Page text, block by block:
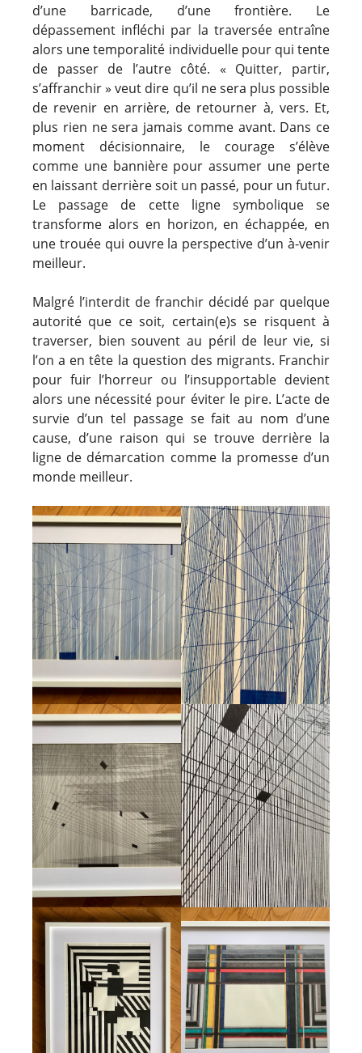
d’une barricade, d’une frontière. Le
dépassement infléchi par la traversée entraîne
alors une temporalité individuelle pour qui tente
de passer de l’autre côté. « Quitter, partir,
s’affranchir » veut dire qu’il ne sera plus possible
de revenir en arrière, de retourner à, vers. Et,
plus rien ne sera jamais comme avant. Dans ce
moment décisionnaire, le courage s’élève
comme une bannière pour assumer une perte
en laissant derrière soit un passé, pour un futur.
Le passage de cette ligne symbolique se
transforme alors en horizon, en échappée, en
une trouée qui ouvre la perspective d’un à-venir
meilleur.
Malgré l’interdit de franchir décidé par quelque
autorité que ce soit, certain(e)s se risquent à
traverser, bien souvent au péril de leur vie, si
l’on a en tête la question des migrants. Franchir
pour fuir l’horreur ou l’insupportable devient
alors une nécessité pour éviter le pire. L’acte de
survie d’un tel passage se fait au nom d’une
cause, d’une raison qui se trouve derrière la
ligne de démarcation comme la promesse d’un
monde meilleur.